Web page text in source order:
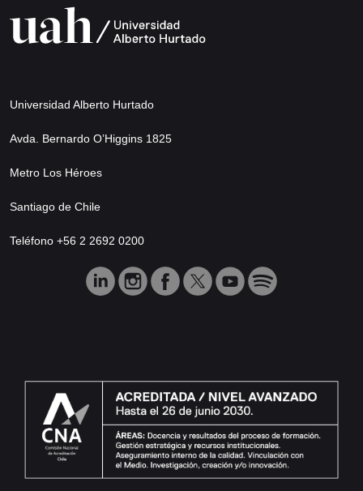
Universidad Alberto Hurtado
Avda. Bernardo O’Higgins 1825
Metro Los Héroes
Santiago de Chile
Teléfono +56 2 2692 0200